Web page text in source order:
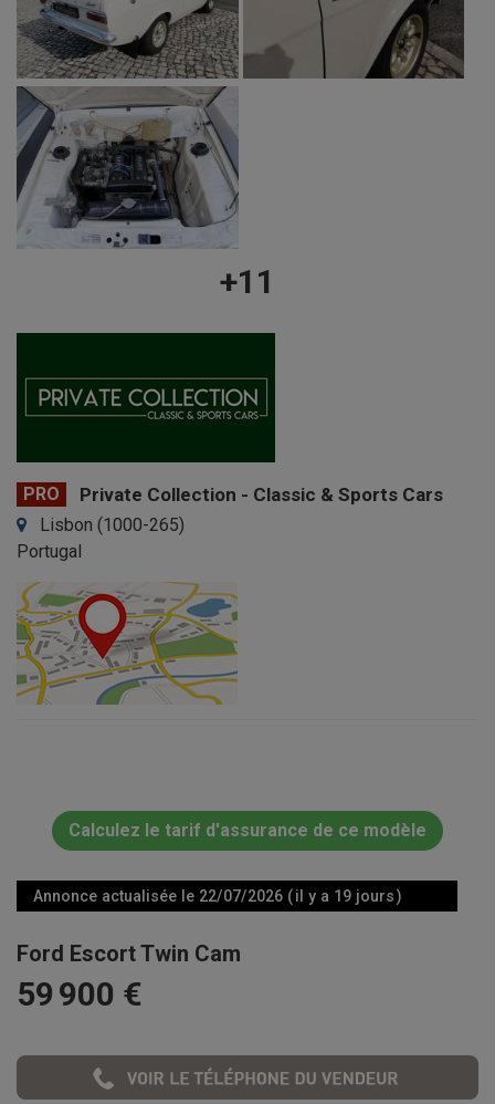
+11
PRO Private Collection - Classic & Sports Cars
Lisbon (1000-265)
Portugal
Calculez le tarif d'assurance de ce modèle
Annonce actualisée le 22/07/2026 ( il y a 19 jours )
Ford Escort Twin Cam
59 900 €